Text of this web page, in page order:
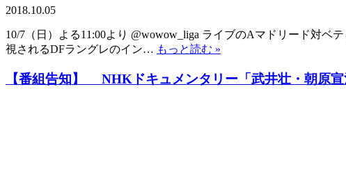
2018.10.05
10/7（日）よる11:00より @wowow_liga ライブのAマドリード対
視されるDFラングレのイン… もっと読む »
【番組告知】 NHKドキュメンタリー「武井壮・朝原宣